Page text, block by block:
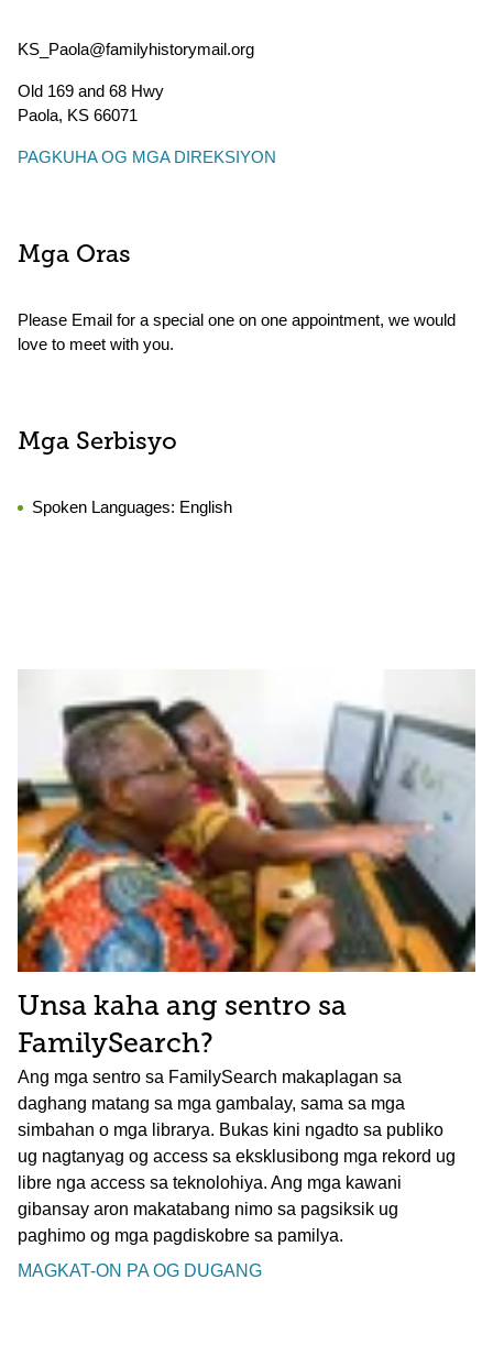
KS_Paola@familyhistorymail.org
Old 169 and 68 Hwy
Paola, KS 66071
PAGKUHA OG MGA DIREKSIYON
Mga Oras
Please Email for a special one on one appointment, we would
love to meet with you.
Mga Serbisyo
Spoken Languages: English
Unsa kaha ang sentro sa
FamilySearch?
Ang mga sentro sa FamilySearch makaplagan sa
daghang matang sa mga gambalay, sama sa mga
simbahan o mga librarya. Bukas kini ngadto sa publiko
ug nagtanyag og access sa eksklusibong mga rekord ug
libre nga access sa teknolohiya. Ang mga kawani
gibansay aron makatabang nimo sa pagsiksik ug
paghimo og mga pagdiskobre sa pamilya.
MAGKAT-ON PA OG DUGANG